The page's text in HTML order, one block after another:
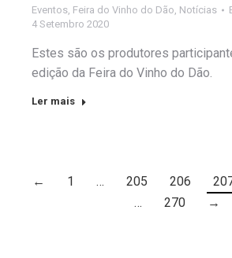
Eventos, Feira do Vinho do Dão, Notícias
4 Setembro 2020
Estes são os produtores
edição da Feira do Vinho do Dão.
Ler mais
← 1 … 205 206
…
270 →